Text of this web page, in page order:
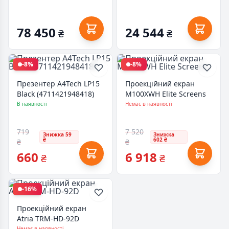
78 450 ₴ 24 544₴
-8%
Презентер A4Tech LP15
Black (4711421948418)
В наявності
719
₴
Знижка 59
₴
660 ₴
-8%
Проекційний екран
M100XWH Elite Screens
Немає в наявності
7 520
₴
Знижка
602 ₴
6 918 ₴
-16%
Проекційний екран
Atria TRM-HD-92D